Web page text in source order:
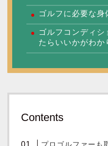
ゴルフに必要な身
ゴルフコンディシ
たらいいかがわか
Contents
プロゴルファーも